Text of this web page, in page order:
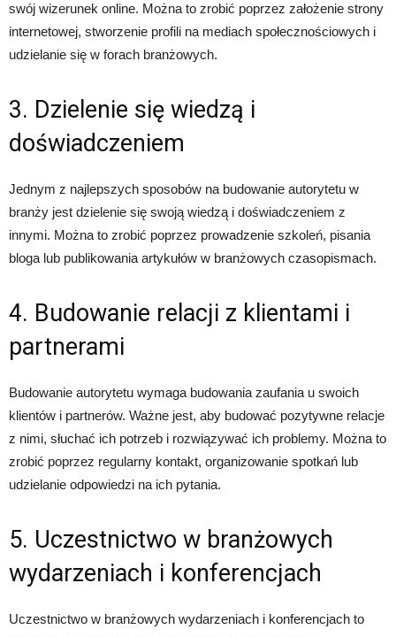
swój wizerunek online. Można to zrobić poprzez założenie strony
internetowej, stworzenie profili na mediach społecznościowych i
udzielanie się w forach branżowych.
3. Dzielenie się wiedzą i
doświadczeniem
Jednym z najlepszych sposobów na budowanie autorytetu w
branży jest dzielenie się swoją wiedzą i doświadczeniem z
innymi. Można to zrobić poprzez prowadzenie szkoleń, pisania
bloga lub publikowania artykułów w branżowych czasopismach.
4. Budowanie relacji z klientami i
partnerami
Budowanie autorytetu wymaga budowania zaufania u swoich
klientów i partnerów. Ważne jest, aby budować pozytywne relacje
z nimi, słuchać ich potrzeb i rozwiązywać ich problemy. Można to
zrobić poprzez regularny kontakt, organizowanie spotkań lub
udzielanie odpowiedzi na ich pytania.
5. Uczestnictwo w branżowych
wydarzeniach i konferencjach
Uczestnictwo w branżowych wydarzeniach i konferencjach to